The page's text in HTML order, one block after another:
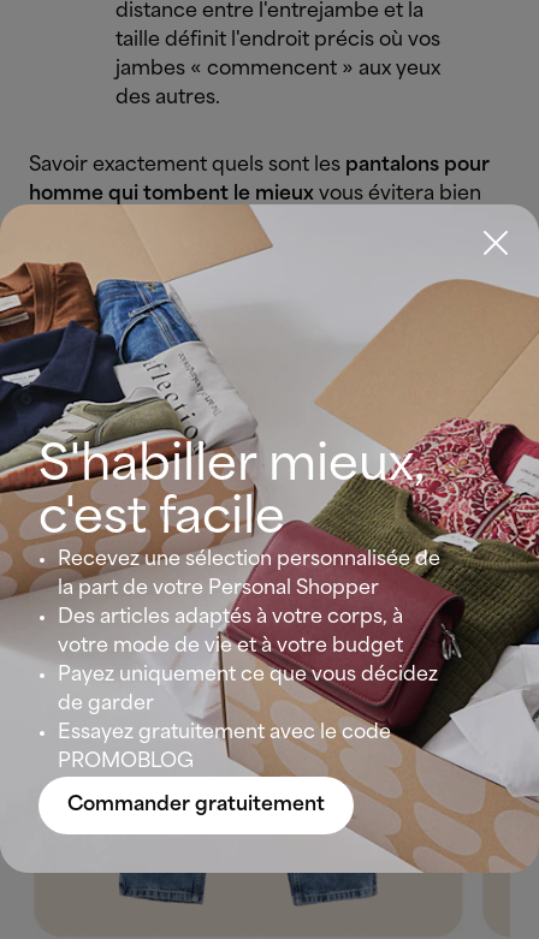
distance entre l'entrejambe et la
taille définit l'endroit précis où vos
jambes « commencent » aux yeux
des autres.
Savoir exactement quels sont les pantalons pour
homme qui tombent le mieux vous évitera bien
des maux de tête. Surtout lorsque vous voyagez et
que l'espace est limité. Nous vous conseillons de
jeter un œil à notre guide pour
composer la valise
de week-end parfaite.
S'habiller mieux,
c'est facile
Recevez une sélection personnalisée de
la part de votre Personal Shopper
Des articles adaptés à votre corps, à
votre mode de vie et à votre budget
Payez uniquement ce que vous décidez
de garder
Essayez gratuitement avec le code
PROMOBLOG
Commander gratuitement